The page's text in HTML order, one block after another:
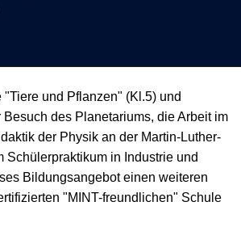
und Pflanzen" (Kl.5) und
Besuch des Planetariums, die Arbeit im
der Physik an der Martin-Luther-
Schülerpraktikum in Industrie und
Bildungsangebot einen weiteren
"MINT-freundlichen" Schule